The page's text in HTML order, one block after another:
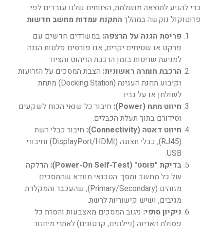
כדי להגיע לתוצאה מושלמת, הצוותים שלנו עובדים לפי
פרוטוקול נוקשה במהלך התקנת עמדות מחשב חדשות:
פריסת הגנה על הרצפה: במשרדים חדשים עם
פרקט או שטיחים יקרים, אנו פורסים פלטות הגנה
למניעת שריטות בזמן הרכבת הריהוט והציוד.
הרכבת חומרה ראשונית: הצבת המסכים על הזרועות
וקיבוע תחנת העגינה (Docking Station) מתחת
לשולחן או על גביו.
חיווט מתח (Power):
חיבור כל שנאי הכוח לשקעים
וסידורם בתוך תעלת הכבלים.
חיווט דאטה (Connectivity):
חיבור כבלי רשת
(RJ45), כבלי תצוגה (DisplayPort/HDMI) וחיבורי
USB.
בדיקת "פוסט" (Power-On Self-Test):
הדלקה
של כל מחשב ומסך. הטכנאי מוודא שהמסכים
מזוהים (Primary/Secondary), שהעכבר והמקלדת
מגיבים, ושיש קישוריות לרשת.
ניקיון סופי: ניגוב המסכים מאצבעות והסרת כל
פסולת האריזה (ניילונים, קרטונים) לאתרי מיחזור.